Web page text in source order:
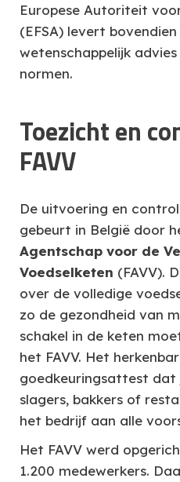
Europese Autoriteit
(EFSA) levert
wetenschappelijk
normen.
Toezicht en
FAVV
De uitvoering en
gebeurt in België door
Agentschap voor de
Voedselketen (FAVV).
over de volledige
zo de gezondheid van
schakel in de keten
het FAVV. Het
goedkeuringsattest dat
slagers, bakkers of
het bedrijf aan alle
Het FAVV werd
1.200 medewerkers.